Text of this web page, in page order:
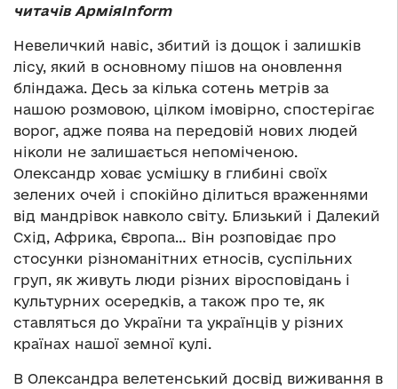
читачів АрміяInform
Невеличкий навіс, збитий із дощок і залишків
лісу, який в основному пішов на оновлення
бліндажа. Десь за кілька сотень метрів за
нашою розмовою, цілком імовірно, спостерігає
ворог, адже поява на передовій нових людей
ніколи не залишається непоміченою.
Олександр ховає усмішку в глибині своїх
зелених очей і спокійно ділиться враженнями
від мандрівок навколо світу. Близький і Далекий
Схід, Африка, Європа… Він розповідає про
стосунки різноманітних етносів, суспільних
груп, як живуть люди різних віросповідань і
культурних осередків, а також про те, як
ставляться до України та українців у різних
країнах нашої земної кулі.
В Олександра велетенський досвід виживання в